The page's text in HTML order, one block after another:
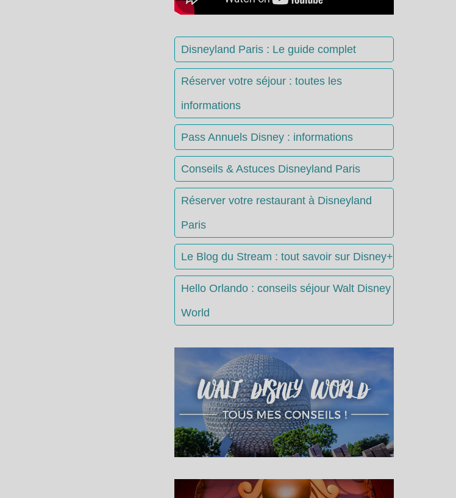
Disneyland Paris : Le guide complet
Réserver votre séjour : toutes les
informations
Pass Annuels Disney : informations
Conseils & Astuces Disneyland Paris
Réserver votre restaurant à Disneyland
Paris
Le Blog du Stream : tout savoir sur Disney+
Hello Orlando : conseils séjour Walt Disney
World